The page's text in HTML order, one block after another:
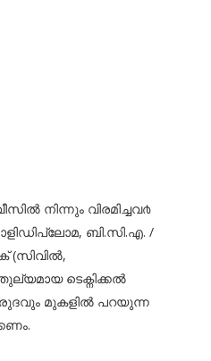
നിന്നും വിരമിച്ചവ൪
ബി.സി.എ. /
(സിവിൽ,
ടെക്നിക്കൽ
മുകളിൽ പറയുന്ന